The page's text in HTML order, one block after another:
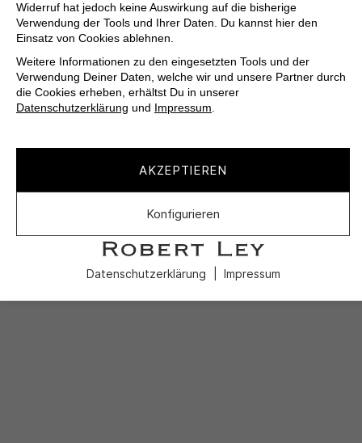
Widerruf hat jedoch keine Auswirkung auf die bisherige
Verwendung der Tools und Ihrer Daten. Du kannst hier den
Einsatz von Cookies ablehnen.
Weitere Informationen zu den eingesetzten Tools und der
Verwendung Deiner Daten, welche wir und unsere Partner durch
die Cookies erheben, erhältst Du in unserer
Datenschutzerklärung und Impressum.
AKZEPTIEREN
Konfigurieren
Datenschutzerklärung Impressum